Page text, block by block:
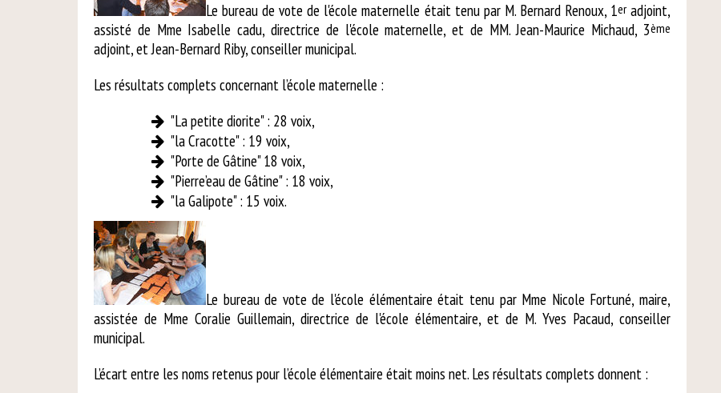
Le bureau de vote de l'école maternelle était tenu par M. Bernard Renoux, 1eradjoint,
assisté de Mme Isabelle cadu, directrice de l'école maternelle, et de MM. Jean-Maurice Michaud, 3ème
adjoint, et Jean-Bernard Riby, conseiller municipal.
Les résultats complets concernant l’école maternelle :
"La petite diorite" : 28 voix,
"la Cracotte" : 19 voix,
"Porte de Gâtine" 18 voix,
"Pierre’eau de Gâtine" : 18 voix,
"la Galipote" : 15 voix.
Le bureau de vote de l'école élémentaire était tenu par Mme Nicole Fortuné, maire,
assistée de Mme Coralie Guillemain, directrice de l'école élémentaire, et de M. Yves Pacaud, conseiller
municipal.
L’écart entre les noms retenus pour l’école élémentaire était moins net. Les résultats complets donnent :